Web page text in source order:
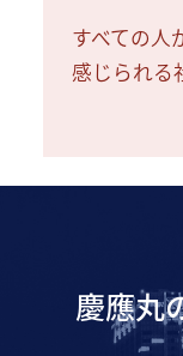
すべての人
感じられる
慶應丸